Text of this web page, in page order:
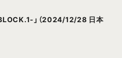
」（2024/12/28 日本